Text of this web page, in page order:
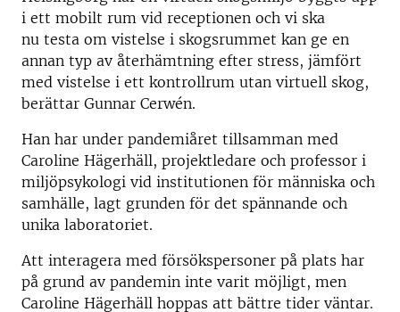
i ett mobilt rum vid receptionen och vi ska
nu testa om vistelse i skogsrummet kan ge en
annan typ av återhämtning efter stress, jämfört
med vistelse i ett kontrollrum utan virtuell skog,
berättar Gunnar Cerwén.
Han har under pandemiåret tillsamman med
Caroline Hägerhäll, projektledare och professor i
miljöpsykologi vid institutionen för människa och
samhälle, lagt grunden för det spännande och
unika laboratoriet.
Att interagera med försökspersoner på plats har
på grund av pandemin inte varit möjligt, men
Caroline Hägerhäll hoppas att bättre tider väntar.